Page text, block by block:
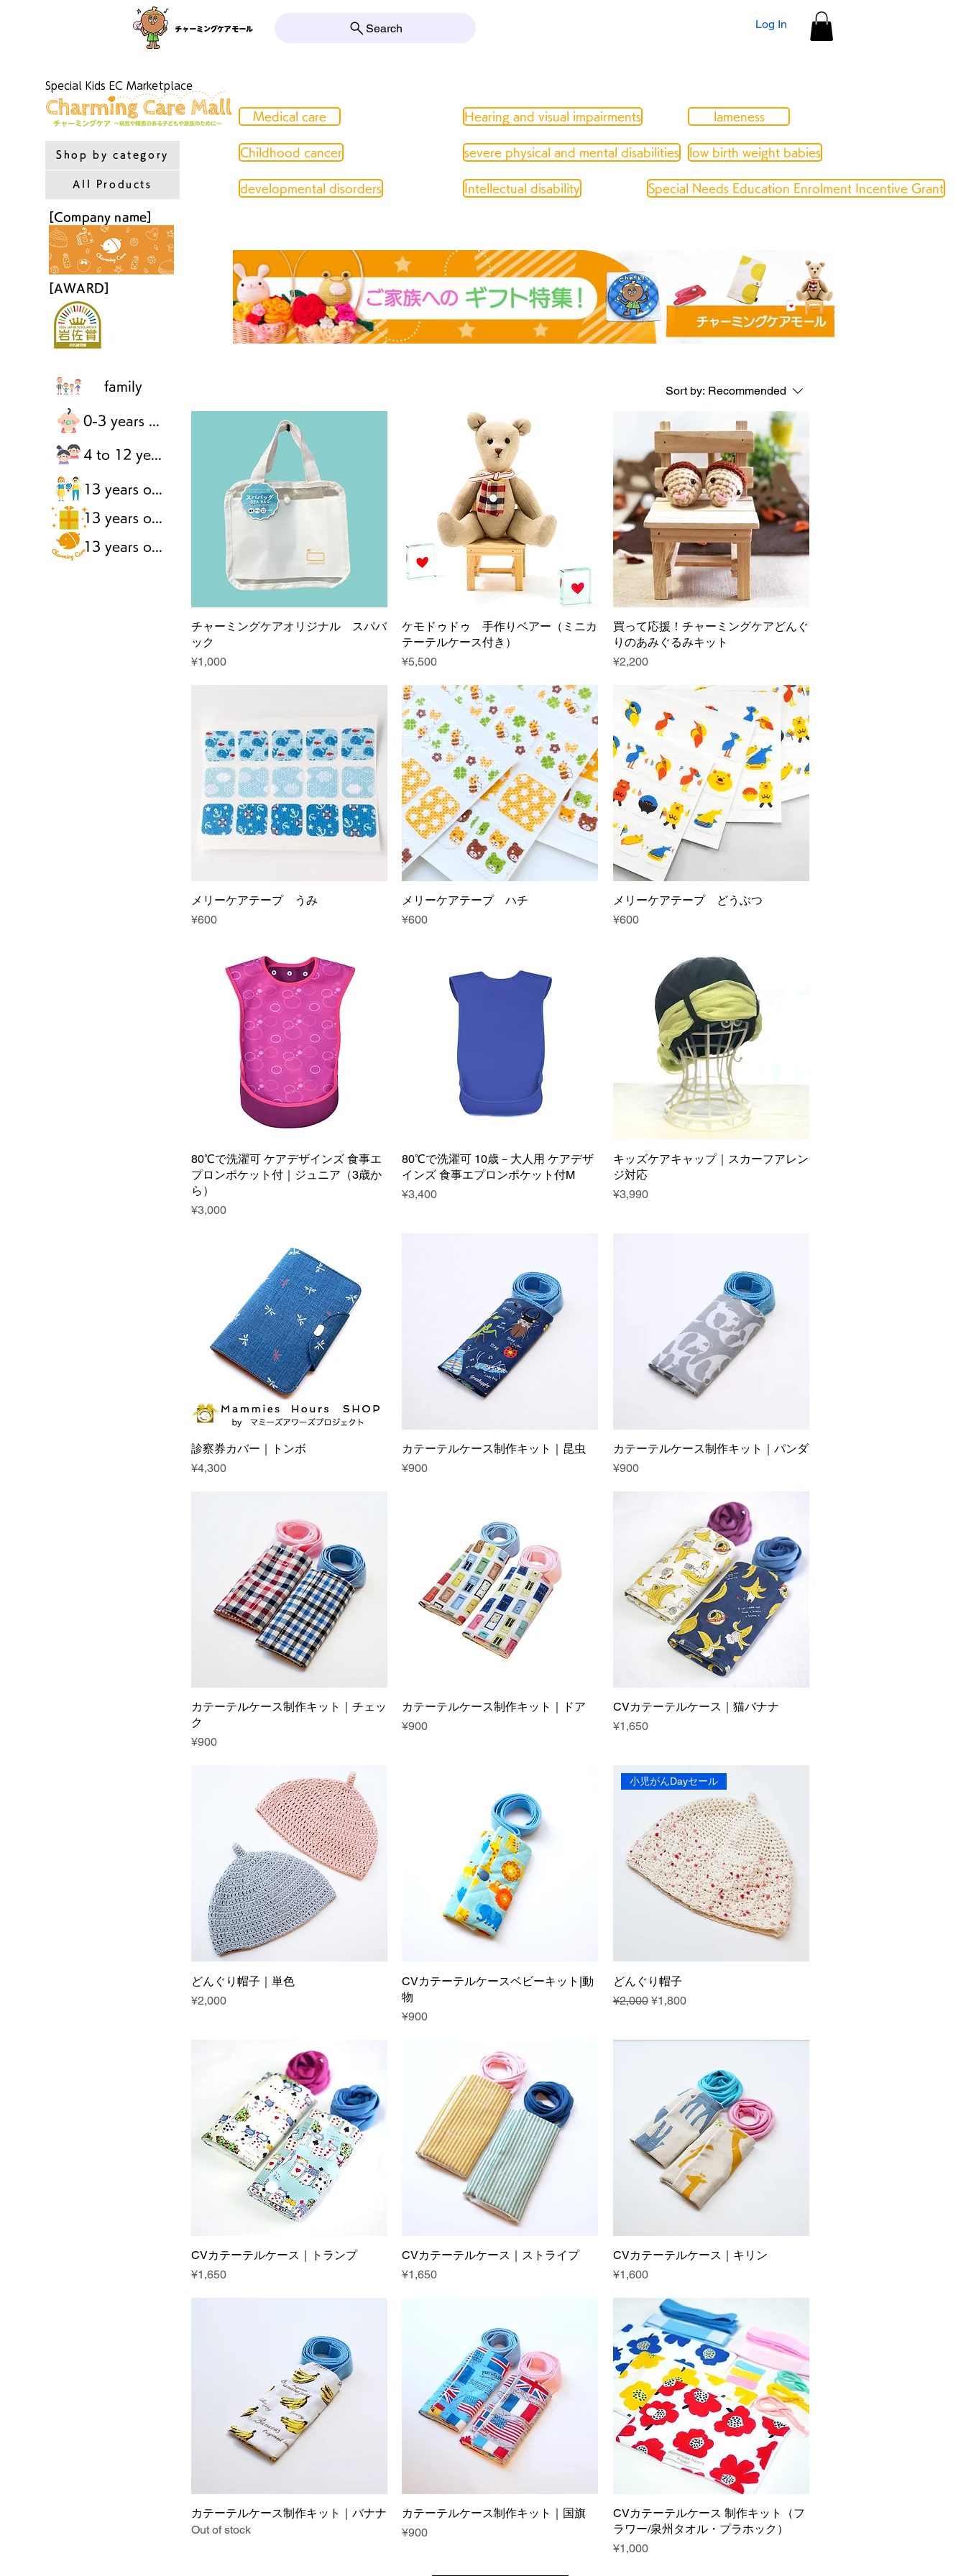
Log In
Search
チャーミングケアモール
Medical care
Childhood cancer
developmental disorders
Hearing and visual impairments
severe physical and mental disabilities
Intellectual disability
lameness
low birth weight babies
Special Needs Education Enrolment Incentive Grant
Special Kids EC Marketplace
Shop by category
All Products
[Company name]
[AWARD]
Sort by: Recommended
チャーミングケアオリジナル スパバ
ック
Price
¥1,000
ケモドゥドゥ 手作りベアー（ミニカ
テーテルケース付き）
Price
¥5,500
買って応援！チャーミングケアどんぐ
りのあみぐるみキット
Price
¥2,200
メリーケアテープ うみ
Price
¥600
メリーケアテープ ハチ
Price
¥600
メリーケアテープ どうぶつ
Price
¥600
80℃で洗濯可 ケアデザインズ 食事エ
プロンポケット付｜ジュニア（3歳か
ら）
Price
¥3,000
80℃で洗濯可 10歳－大人用 ケアデザ
インズ 食事エプロンポケット付M
Price
¥3,400
キッズケアキャップ｜スカーフアレン
ジ対応
Price
¥3,990
診察券カバー｜トンボ
Price
¥4,300
カテーテルケース制作キット｜昆虫
Price
¥900
カテーテルケース制作キット｜パンダ
Price
¥900
カテーテルケース制作キット｜チェッ
ク
Price
¥900
カテーテルケース制作キット｜ドア
Price
¥900
CVカテーテルケース｜猫バナナ
Price
¥1,650
どんぐり帽子｜単色
Price
¥2,000
CVカテーテルケースベビーキット|動
物
Price
¥900
小児がんDayセール
どんぐり帽子
Regular Price
¥2,000 Sale Price
¥1,800
CVカテーテルケース｜トランプ
Price
¥1,650
CVカテーテルケース｜ストライプ
Price
¥1,650
CVカテーテルケース｜キリン
Price
¥1,600
カテーテルケース制作キット｜バナナ
Out of stock
カテーテルケース制作キット｜国旗
Price
¥900
CVカテーテルケース 制作キット（フ
ラワー/泉州タオル・プラホック）
Price
¥1,000
family